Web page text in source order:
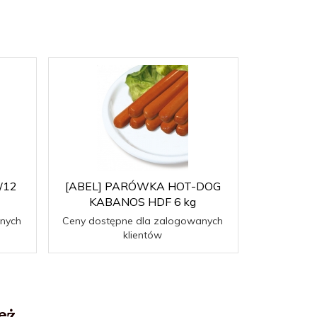
12
[ABEL] PARÓWKA HOT-DOG
KABANOS HDF 6 kg
Ceny dostępne dla zalogowanych
klientów